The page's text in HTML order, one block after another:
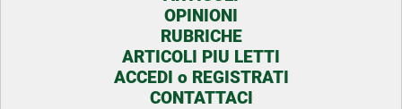
OPINIONI
RUBRICHE
ARTICOLI PIU LETTI
ACCEDI o REGISTRATI
CONTATTACI